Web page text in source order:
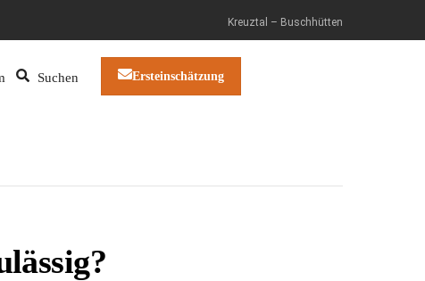
Kreuztal – Buschhütten
Suchen Ersteinschätzung